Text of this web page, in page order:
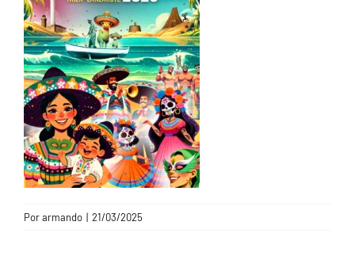
Porarmando | 21/03/2025